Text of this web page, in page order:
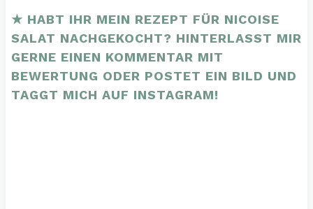
★ HABT IHR MEIN REZEPT FÜR NICOISE
SALAT NACHGEKOCHT? HINTERLASST MIR
GERNE EINEN KOMMENTAR MIT
BEWERTUNG ODER POSTET EIN BILD UND
TAGGT MICH AUF INSTAGRAM!